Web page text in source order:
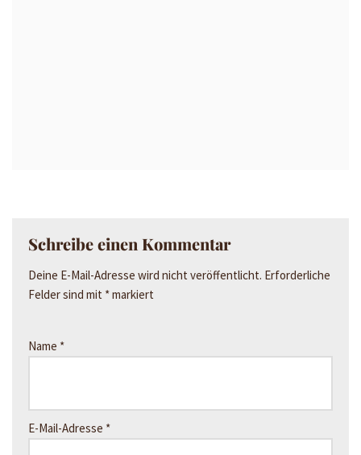
Schreibe einen Kommentar
Deine E-Mail-Adresse wird nicht veröffentlicht. Erforderliche
Felder sind mit *markiert
Name *
E-Mail-Adresse *